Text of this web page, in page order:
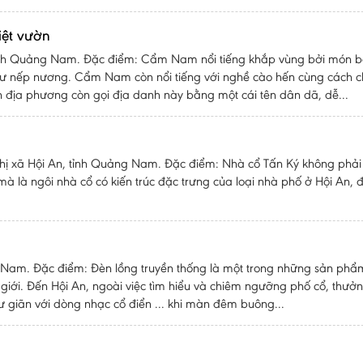
vườn
Quảng Nam. Đặc điểm: Cẩm Nam nổi tiếng khắp vùng bởi món
nếp nương. Cẩm Nam còn nổi tiếng với nghề cào hến cùng cách
địa phương còn gọi địa danh này bằng một cái tên dân dã, dễ...
xã Hội An, tỉnh Quảng Nam. Ðặc điểm: Nhà cổ Tấn Ký không
là ngôi nhà cổ có kiến trúc đặc trưng của loại nhà phố ở Hội An,
Đặc điểm: Đèn lồng truyền thống là một trong những sản
Đến Hội An, ngoài việc tìm hiểu và chiêm ngưỡng phố cổ,
giãn với dòng nhạc cổ điển ... khi màn đêm buông...